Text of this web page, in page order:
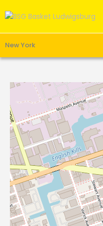
New York
Teams M
Spielbetrieb
Unterstützen
Links